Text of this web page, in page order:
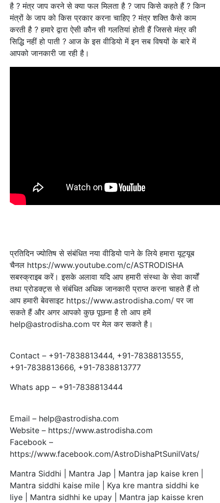
है ? मंत्र जाप करने से क्या फल मिलता है ? जाप किसे कहते हैं ? किन
मंत्रों के जाप को किस प्रकार करना चाहिए ? मंत्र शक्ति कैसे काम
करती है ? हमारे द्वारा ऐसी कौन सी गलतियां होती हैं जिससे मंत्र की
सिद्धि नहीं हो पाती ? आज के इस वीडियो में इन सब विषयों के बारे में
आपको जानकारी जा रही है।
प्रतिदिन ज्योतिष से संबंधित नया वीडियो पाने के लिये हमारा यूट्यूब
चैनल https://www.youtube.com/c/ASTRODISHA
सबस्‍क्राइब करें। इसके अलावा यदि आप हमारी संस्था के सेवा कार्यों
तथा प्रोडक्ट्स से संबंधित अधिक जानकारी प्राप्‍त करना चाहते हैं तो
आप हमारी बेवसाइट https://www.astrodisha.com/ पर जा
सकते हैं और अगर आपको कुछ पूछना है तो आप हमें
help@astrodisha.com पर मेल कर सकते है।
Contact – +91-7838813444, +91-7838813555,
+91-7838813666, +91-7838813777
Whats app – +91-7838813444
Email – help@astrodisha.com
Website – https://www.astrodisha.com
Facebook –
https://www.facebook.com/AstroDishaPtSunilVats/
Mantra Siddhi | Mantra Jap | Mantra jap kaise kren |
Mantra siddhi kaise mile | Kya kre mantra siddhi ke
liye | Mantra sidhhi ke upay | Mantra jap kaisse kren